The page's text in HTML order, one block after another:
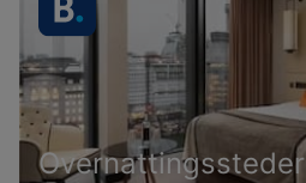
Overnattingssteder